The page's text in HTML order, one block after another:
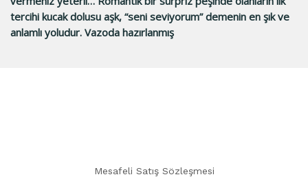
tercihi kucak dolusu aşk, “seni seviyorum” demenin en şık ve
anlamlı yoludur. Vazoda hazırlanmış
Mesafeli Satış Sözleşmesi